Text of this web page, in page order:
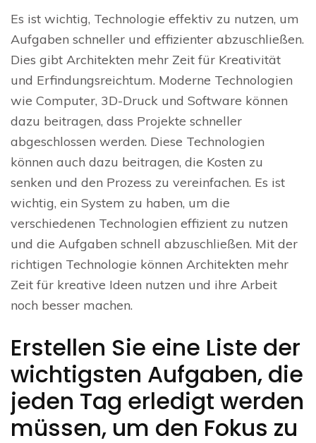
Es ist wichtig, Technologie effektiv zu nutzen, um
Aufgaben schneller und effizienter abzuschließen.
Dies gibt Architekten mehr Zeit für Kreativität
und Erfindungsreichtum. Moderne Technologien
wie Computer, 3D-Druck und Software können
dazu beitragen, dass Projekte schneller
abgeschlossen werden. Diese Technologien
können auch dazu beitragen, die Kosten zu
senken und den Prozess zu vereinfachen. Es ist
wichtig, ein System zu haben, um die
verschiedenen Technologien effizient zu nutzen
und die Aufgaben schnell abzuschließen. Mit der
richtigen Technologie können Architekten mehr
Zeit für kreative Ideen nutzen und ihre Arbeit
noch besser machen.
Erstellen Sie eine Liste der
wichtigsten Aufgaben, die
jeden Tag erledigt werden
müssen, um den Fokus zu